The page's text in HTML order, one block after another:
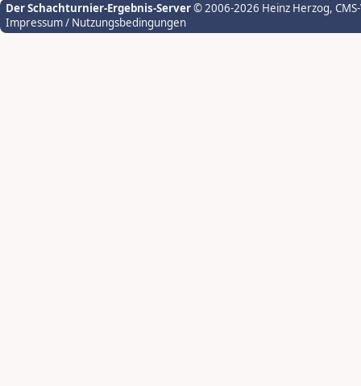
Der Schachturnier-Ergebnis-Server© 2006-2026 Heinz Herzog,
Impressum / Nutzungsbedingungen